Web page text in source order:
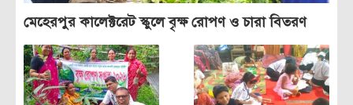
মেহেরপুর কালেক্টরেট স্কুলে বৃক্ষ রোপণ ও চারা বিতরণ